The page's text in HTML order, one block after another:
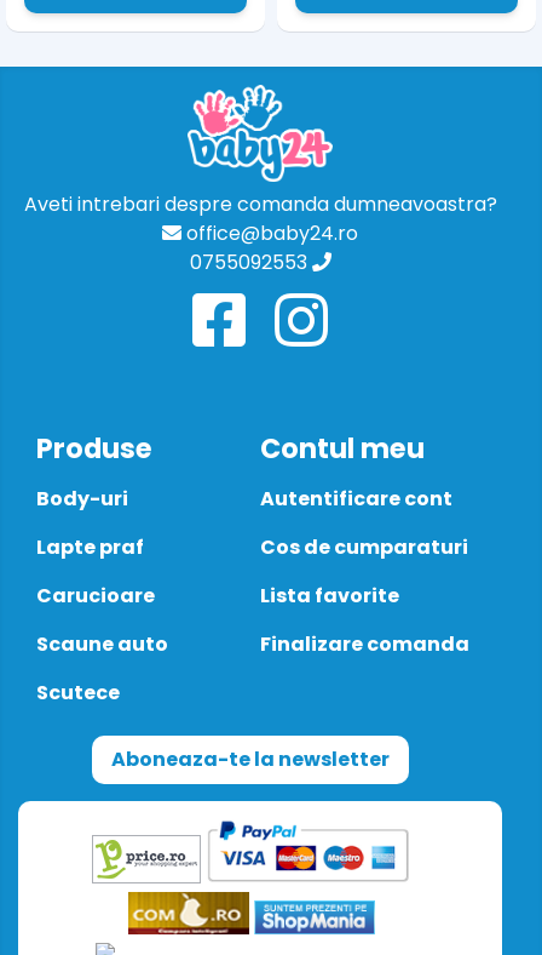
Aveti intrebari despre comanda dumneavoastra?
office@baby24.ro
0755092553
Produse
Body-uri
Lapte praf
Carucioare
Scaune auto
Scutece
Contul meu
Autentificare cont
Cos de cumparaturi
Lista favorite
Finalizare comanda
Aboneaza-te la newsletter